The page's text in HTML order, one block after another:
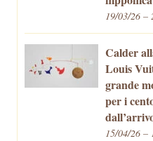
19/03/26 –
Calder
Louis
grande
per i
15/04/26 –